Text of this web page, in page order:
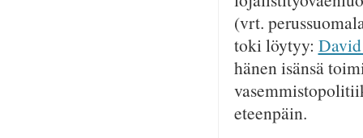
(vrt.
toki löytyy:
hänen isänsä
eteenpäin.